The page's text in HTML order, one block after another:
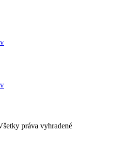
práva vyhradené